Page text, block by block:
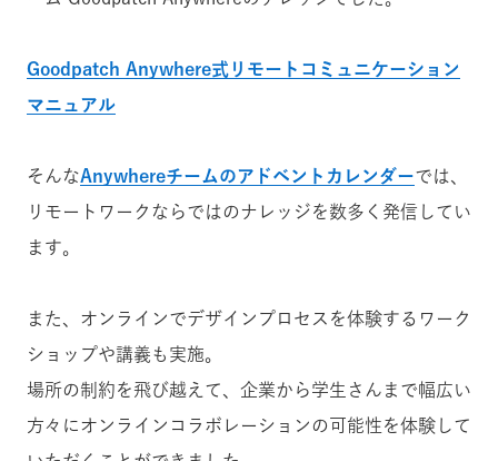
Goodpatch Anywhere式リモートコミュニケーション
マニュアル
そんなAnywhereチームのアドベントカレンダーでは、
リモートワークならではのナレッジを数多く発信してい
ます。
また、オンラインでデザインプロセスを体験するワーク
ショップや講義も実施。
場所の制約を飛び越えて、企業から学生さんまで幅広い
方々にオンラインコラボレーションの可能性を体験して